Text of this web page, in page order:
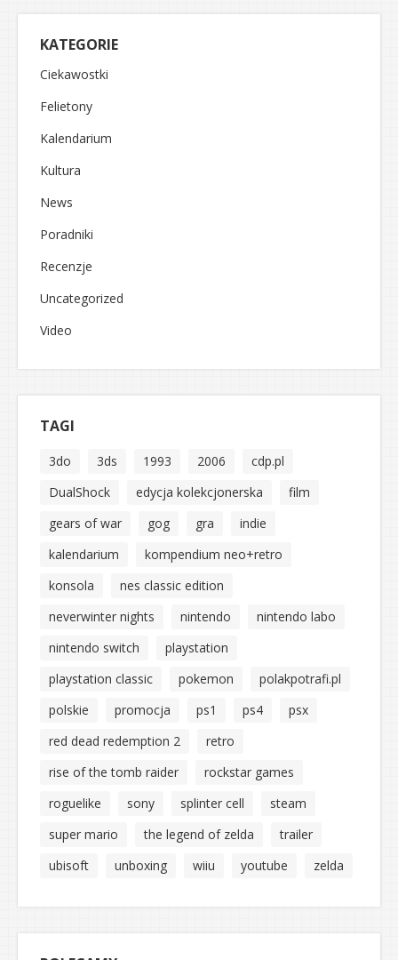
KATEGORIE
Ciekawostki
Felietony
Kalendarium
Kultura
News
Poradniki
Recenzje
Uncategorized
Video
TAGI
3do 3ds 1993 2006
cdp.pl
DualShock
edycja kolekcjonerska
film
gears of war
gog gra
indie
kalendarium
kompendium neo+retro
konsola
nes classic edition
neverwinter nights
nintendo
nintendo labo
nintendo switch
playstation
playstation classic
pokemon
polakpotrafi.pl
polskie
promocja ps1 ps4
psx
red dead redemption 2
retro
rise of the tomb raider
rockstar games
roguelike
sony splinter cell
steam
super mario
the legend of zelda
trailer
ubisoft
unboxing wiiu youtube zelda